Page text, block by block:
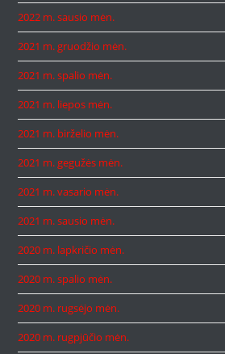
2022 m. sausio mėn.
2021 m. gruodžio mėn.
2021 m. spalio mėn.
2021 m. liepos mėn.
2021 m. birželio mėn.
2021 m. gegužės mėn.
2021 m. vasario mėn.
2021 m. sausio mėn.
2020 m. lapkričio mėn.
2020 m. spalio mėn.
2020 m. rugsėjo mėn.
2020 m. rugpjūčio mėn.